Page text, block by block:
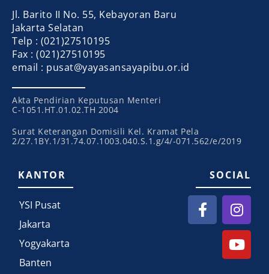
Jl. Barito II No. 55, Kebayoran Baru
Jakarta Selatan
Telp : (021)27510195
Fax : (021)27510195
email : pusat@yayasansayapibu.or.id
Akta Pendirian Keputusan Menteri
C-1051.HT.01.02.TH 2004
Surat Keterangan Domisili Kel. Kramat Pela
2/27.1BY.1/31.74.07.1003.040.S.1.g/4/-071.562/e/2019
KANTOR
YSI Pusat
Jakarta
Yogyakarta
Banten
SOCIAL